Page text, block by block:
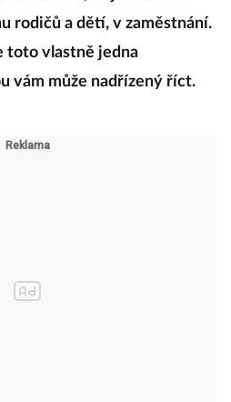
rodičů a dětí, v zaměstnání.
toto vlastně jedna
vám může nadřízený říct.